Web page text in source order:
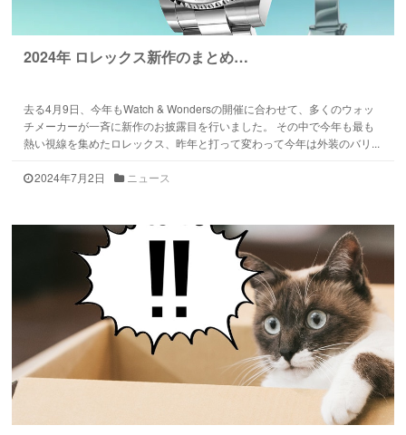
2024年 ロレックス新作のまとめ…
去る4月9日、今年もWatch & Wondersの開催に合わせて、多くのウォッ
チメーカーが一斉に新作のお披露目を行いました。 その中で今年も最も
熱い視線を集めたロレックス、昨年と打って変わって今年は外装のバリ...
2024年7月2日 ニュース